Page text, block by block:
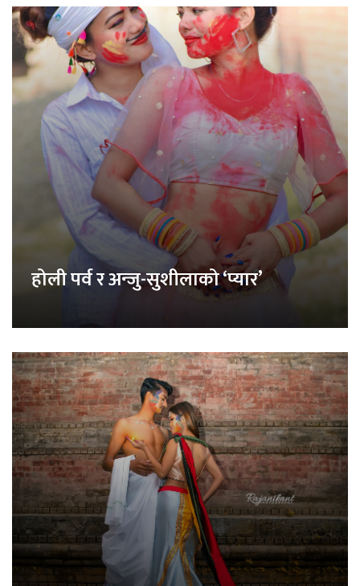
होली पर्व र अन्जु-सुशीलाको ‘प्यार’